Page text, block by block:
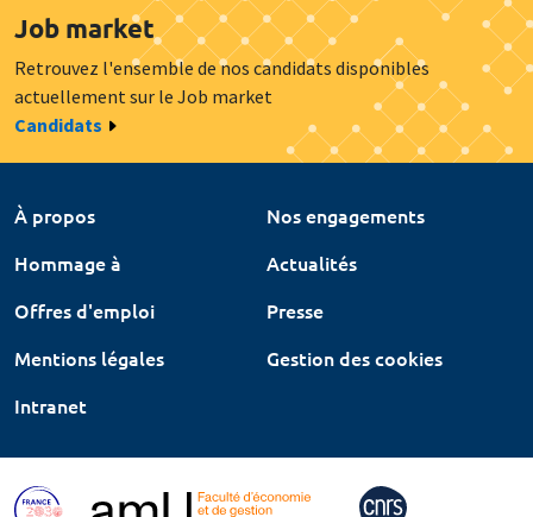
Job market
Retrouvez l'ensemble de nos candidats disponibles
actuellement sur le Job market
Candidats
À propos
Nos engagements
Hommage à
Actualités
Offres d'emploi
Presse
Mentions légales
Gestion des cookies
Intranet